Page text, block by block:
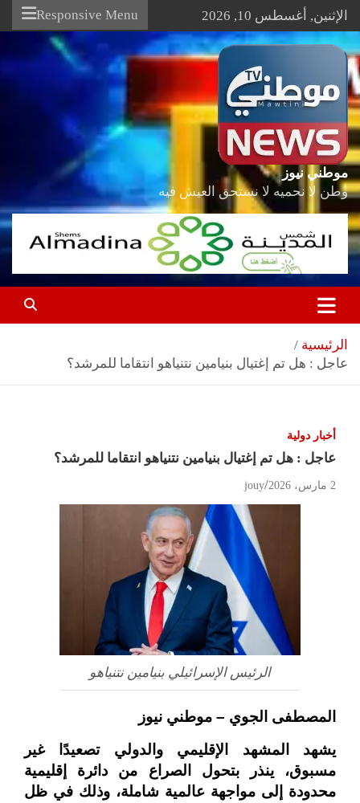
Skip
content
الإثنين, أغسطس 10, 2026 Responsive Menu
موطني نيوز
وطن لا نحميه لا نستحق العيش فيه
الرئيسية
عاجل : هل تم إغتيال بنيامين نتنياهو انتقاما للمرشد؟
أخبار دولية
عاجل : هل تم إغتيال بنيامين نتنياهو انتقاما للمرشد؟
2 مارس، 2026 jouy
الرئيس الإسرائيلي بنيامين نتنياهو
المصطفى الجوي – موطني نيوز
يشهد المشهد الإقليمي والدولي تصعيدًا غير
مسبوق، ينذر بتحول الصراع من دائرة إقليمية
محدودة إلى مواجهة عالمية شاملة، وذلك في ظل